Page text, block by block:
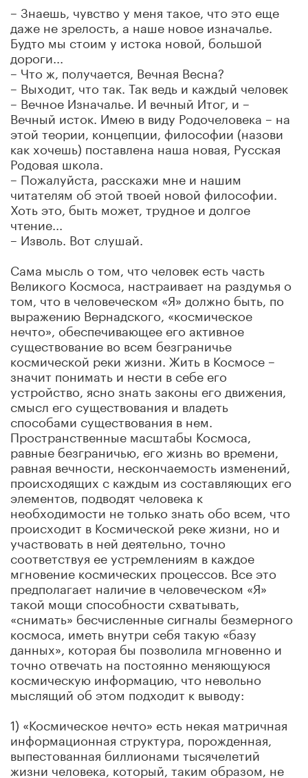
– Знаешь, чувство у меня такое, что это еще
даже не зрелость, а наше новое изначалье.
Будто мы стоим у истока новой, большой
дороги...
– Что ж, получается, Вечная Весна?
– Выходит, что так. Так ведь и каждый человек
– Вечное Изначалье. И вечный Итог, и –
Вечный исток. Имею в виду Родочеловека – на
этой теории, концепции, философии (назови
как хочешь) поставлена наша новая, Русская
Родовая школа.
– Пожалуйста, расскажи мне и нашим
читателям об этой твоей новой философии.
Хоть это, быть может, трудное и долгое
чтение...
– Изволь. Вот слушай.
Сама мысль о том, что человек есть часть
Великого Космоса, настраивает на раздумья о
том, что в человеческом «Я» должно быть, по
выражению Вернадского, «космическое
нечто», обеспечивающее его активное
существование во всем безграничье
космической реки жизни. Жить в Космосе –
значит понимать и нести в себе его
устройство, ясно знать законы его движения,
смысл его существования и владеть
способами существования в нем.
Пространственные масштабы Космоса,
равные безграничью, его жизнь во времени,
равная вечности, нескончаемость изменений,
происходящих с каждым из составляющих его
элементов, подводят человека к
необходимости не только знать обо всем, что
происходит в Космической реке жизни, но и
участвовать в ней деятельно, точно
соответствуя ее устремлениям в каждое
мгновение космических процессов. Все это
предполагает наличие в человеческом «Я»
такой мощи способности схватывать,
«снимать» бесчисленные сигналы безмерного
космоса, иметь внутри себя такую «базу
данных», которая бы позволила мгновенно и
точно отвечать на постоянно меняющуюся
космическую информацию, что невольно
мыслящий об этом подходит к выводу:
1) «Космическое нечто» есть некая матричная
информационная структура, порожденная,
выпестованная биллионами тысячелетий
жизни человека, который, таким образом, не